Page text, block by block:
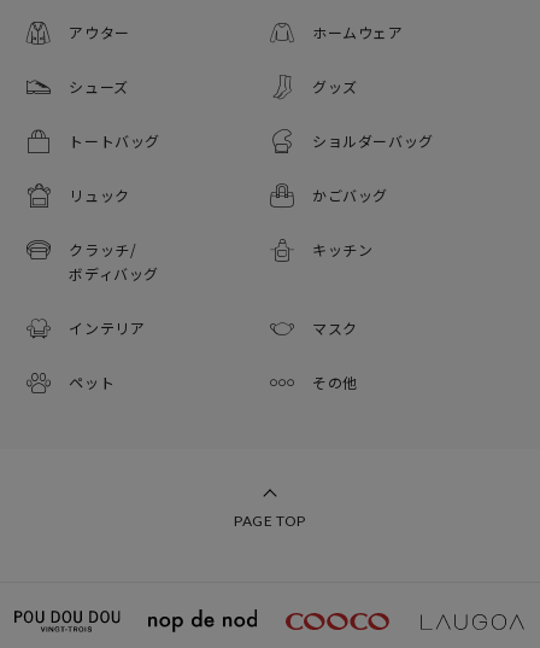
アウター ホームウェア
シューズ グッズ
トートバッグ ショルダーバッグ
リュック かごバッグ
クラッチ/
ボディバッグ
キッチン
インテリア マスク
ペット その他
PAGE TOP